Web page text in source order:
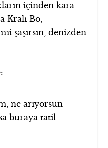
içinden kara
Kralı Bo,
şaşırsın, denizden
ne arıyorsun
buraya tatil